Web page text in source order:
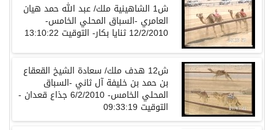
ش1 الشاهينية ملك/ عبد الله حمد هيان
العامري -السباق المحلي الخامس-
12/2/2010 ثنايا بكار- التوقيت 13:10:22
ش12 هدف ملك/ سعادة الشيخ القعقاع
بن حمد بن خليفة آل ثاني -السباق
المحلي الخامس- 6/2/2010 جذاع قعدان -
التوقيت 09:33:19